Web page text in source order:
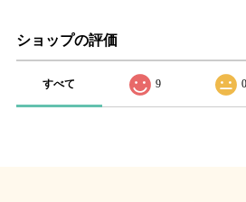
ショップの評価
すべて 9 0